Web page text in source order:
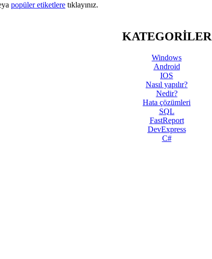
popüler etiketlere tıklayınız.
KATEGORİLER
Windows
Android
IOS
Nasıl yapılır?
Nedir?
Hata çözümleri
SQL
FastReport
DevExpress
C#